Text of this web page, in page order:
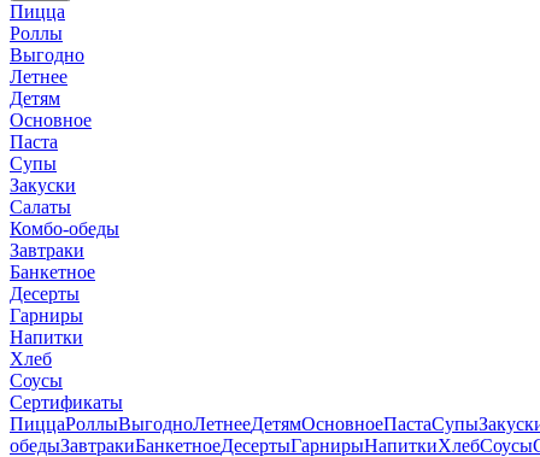
Пицца
Роллы
Выгодно
Летнее
Детям
Основное
Паста
Супы
Закуски
Салаты
Комбо-обеды
Завтраки
Банкетное
Десерты
Гарниры
Напитки
Хлеб
Соусы
Сертификаты
ПиццаРоллыВыгодноЛетнееДетямОсновноеПастаСупы
обедыЗавтракиБанкетноеДесертыГарнирыНапиткиХлебСоусы